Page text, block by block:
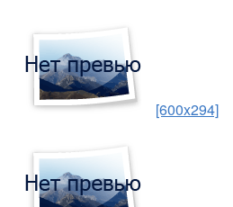
[600x294]